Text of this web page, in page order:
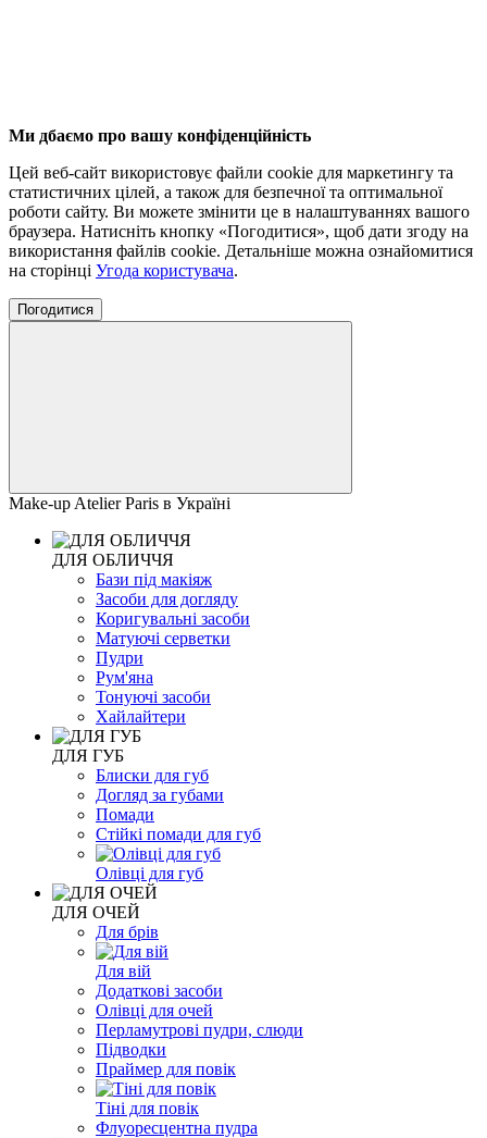
Ми дбаємо про вашу конфіденційність
Цей веб-сайт використовує файли cookie для маркетингу та
статистичних цілей, а також для безпечної та оптимальної
роботи сайту. Ви можете змінити це в налаштуваннях вашого
браузера. Натисніть кнопку «Погодитися», щоб дати згоду на
використання файлів cookie. Детальніше можна ознайомитися
на сторінці Угода користувача.
Погодитися
Make-up Atelier Paris в Україні
ДЛЯ ОБЛИЧЧЯ
Бази під макіяж
Засоби для догляду
Коригувальні засоби
Матуючі серветки
Пудри
Рум'яна
Тонуючі засоби
Хайлайтери
ДЛЯ ГУБ
Блиски для губ
Догляд за губами
Помади
Стійкі помади для губ
Олівці для губ
ДЛЯ ОЧЕЙ
Для брів
Для вій
Додаткові засоби
Олівці для очей
Перламутрові пудри, слюди
Підводки
Праймер для повік
Тіні для повік
Флуоресцентна пудра